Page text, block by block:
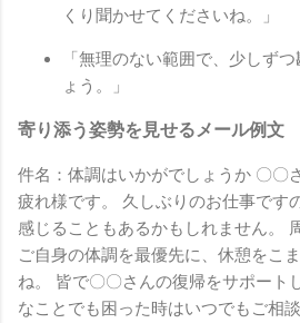
くり聞かせてくださいね。」
「無理のない範囲で、少しず
ょう。」
寄り添う姿勢を見せるメール例文
件名：体調はいかがでしょうか 〇〇
疲れ様です。 久しぶりのお仕事です
感じることもあるかもしれません。
ご自身の体調を最優先に、休憩をこ
ね。 皆で〇〇さんの復帰をサポート
なことでも困った時はいつでもご相談